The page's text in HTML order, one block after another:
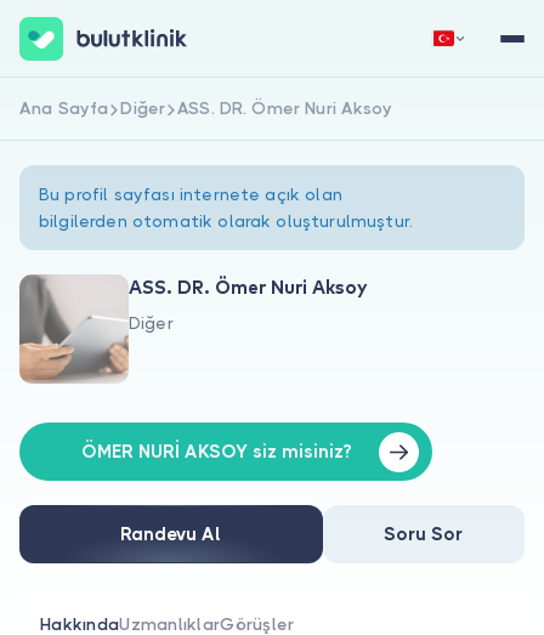
Hakkımızda
Doktorlar için
Doktor musunuz?
Hemen Kaydol Giriş Yap
Ana Sayfa Diğer ASS. DR. Ömer Nuri Aksoy
Bu profil sayfası internete açık olan
bilgilerden otomatik olarak oluşturulmuştur.
ASS. DR. Ömer Nuri Aksoy
Diğer
ÖMER NURİ AKSOY siz misiniz?
Randevu Al Soru Sor
HakkındaUzmanlıklarGörüşler